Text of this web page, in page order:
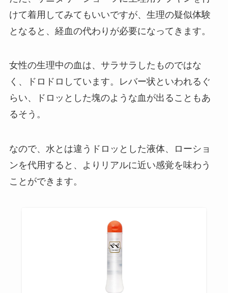
けて着用してみてもいいですが、生理の疑似体験
となると、経血の代わりが必要になってきます。
女性の生理中の血は、サラサラしたものではな
く、ドロドロしています。レバー状といわれるぐ
らい、ドロッとした塊のような血が出ることもあ
るそう。
なので、水とは違うドロッとした液体、ローショ
ンを代用すると、よりリアルに近い感覚を味わう
ことができます。